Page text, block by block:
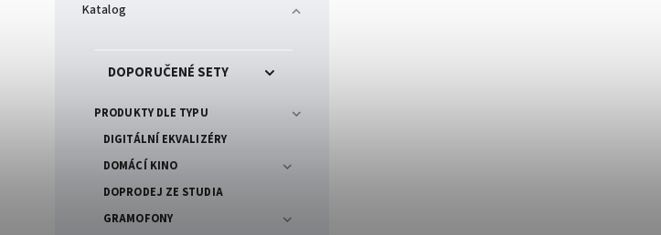
Katalog
DOPORUČENÉ SETY
PRODUKTY DLE TYPU
DIGITÁLNÍ EKVALIZÉRY
DOMÁCÍ KINO
DOPRODEJ ZE STUDIA
GRAMOFONY